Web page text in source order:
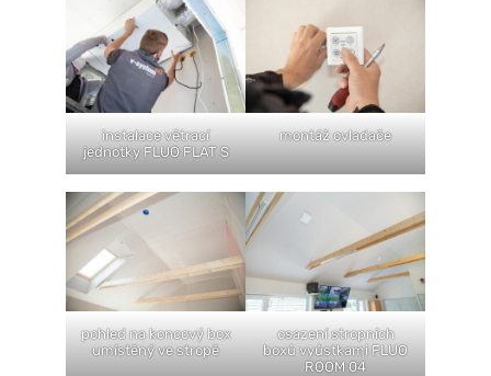
instalace větrací
jednotky FLUO FLAT S
montáž ovladače
pohled na koncový box
umístěný ve stropě
osazení stropních
boxů vyústkami FLUO
ROOM 04